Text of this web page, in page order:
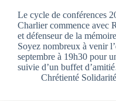
Le cycle de conférences
Charlier commence avec
et défenseur de la
Soyez nombreux à venir
septembre à 19h30 pour
suivie d’un buffet
Chrétienté Solidarité